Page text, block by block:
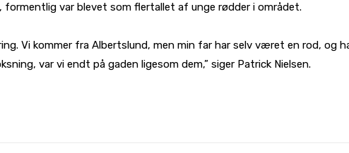
var blevet som flertallet af unge rødder i området.
Vi kommer fra Albertslund, men min far har selv været en rod, og
var vi endt på gaden ligesom dem,” siger Patrick Nielsen.